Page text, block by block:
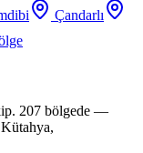
Çandarlı
207 bölgede —